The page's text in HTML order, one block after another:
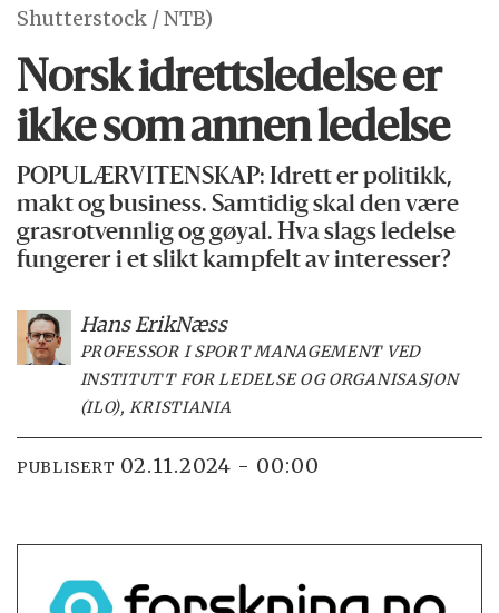
Shutterstock / NTB)
Norsk idrettsledelse er
ikke som annen ledelse
POPULÆRVITENSKAP: Idrett er politikk,
makt og business. Samtidig skal den være
grasrotvennlig og gøyal. Hva slags ledelse
fungerer i et slikt kampfelt av interesser?
Hans ErikNæss
PROFESSOR I SPORT MANAGEMENT VED
INSTITUTT FOR LEDELSE OG ORGANISASJON
(ILO), KRISTIANIA
PUBLISERT 02.11.2024 - 00:00